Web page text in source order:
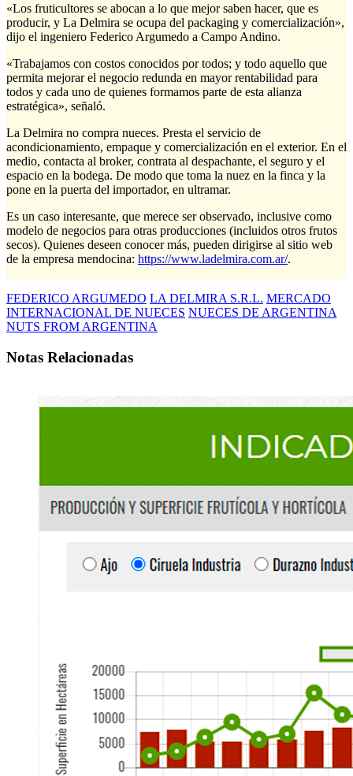
«Los fruticultores se abocan a lo que mejor saben hacer, que es
producir, y La Delmira se ocupa del packaging y comercialización»,
dijo el ingeniero Federico Argumedo a Campo Andino.
«Trabajamos con costos conocidos por todos; y todo aquello que
permita mejorar el negocio redunda en mayor rentabilidad para
todos y cada uno de quienes formamos parte de esta alianza
estratégica», señaló.
La Delmira no compra nueces. Presta el servicio de
acondicionamiento, empaque y comercialización en el exterior. En el
medio, contacta al broker, contrata al despachante, el seguro y el
espacio en la bodega. De modo que toma la nuez en la finca y la
pone en la puerta del importador, en ultramar.
Es un caso interesante, que merece ser observado, inclusive como
modelo de negocios para otras producciones (incluidos otros frutos
secos). Quienes deseen conocer más, pueden dirigirse al sitio web
de la empresa mendocina: https://www.ladelmira.com.ar/.
FEDERICO ARGUMEDO LA DELMIRA S.R.L. MERCADO
INTERNACIONAL DE NUECES NUECES DE ARGENTINA
NUTS FROM ARGENTINA
Notas Relacionadas